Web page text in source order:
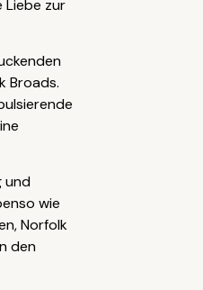
Liebe zur
Broads.
und
wie
Norfolk
den